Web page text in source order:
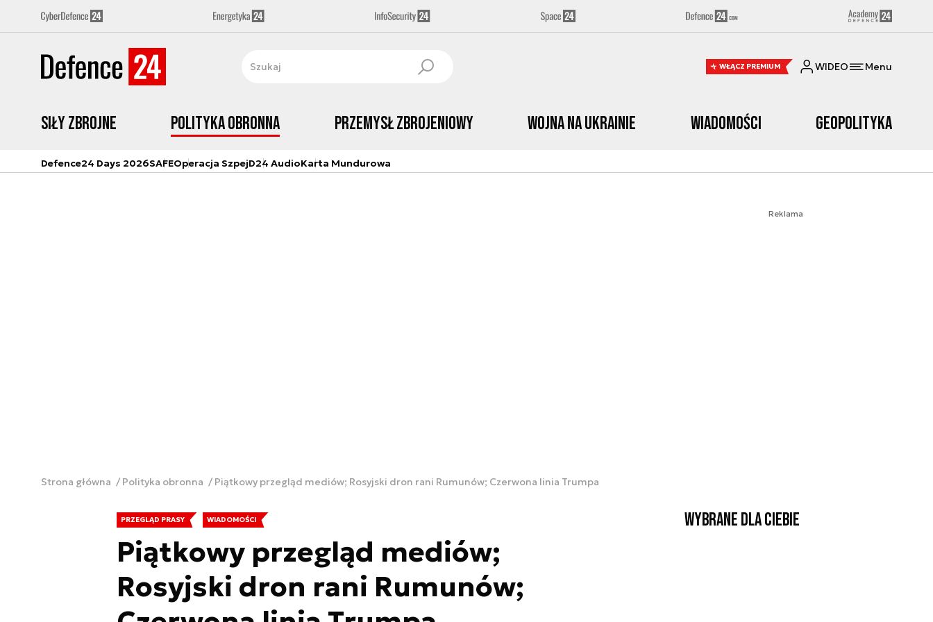
WŁĄCZ PREMIUM WIDEO Menu
Siły zbrojne Polityka obronna Przemysł Zbrojeniowy Wojna na Ukrainie Wiadomości Geopolityka
Defence24 Days 2026SAFEOperacja SzpejD24 AudioKarta Mundurowa
Reklama
Strona główna Polityka obronna Piątkowy przegląd mediów; Rosyjski dron rani Rumunów; Czerwona linia Trumpa
PRZEGLĄD PRASY WIADOMOŚCI
Piątkowy przegląd mediów;
Rosyjski dron rani Rumunów;
Wybrane dla Ciebie